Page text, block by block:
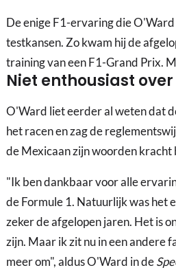
De enige F1-ervaring die
testkansen. Zo kwam hij de
training van een F1-Grand Prix.
Niet enthousiast over
O'Ward liet eerder al weten dat
het racen en zag de
de Mexicaan zijn woorden kracht
"Ik ben dankbaar voor alle
de Formule 1. Natuurlijk was het
zeker de afgelopen jaren. Het is
zijn. Maar ik zit nu in een andere
meer om", aldus O'Ward in de